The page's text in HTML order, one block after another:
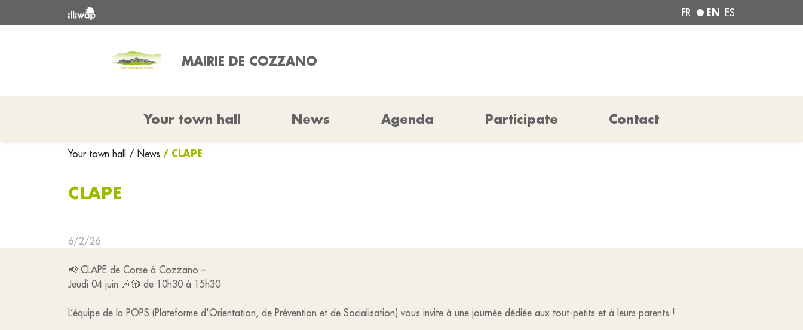
FR EN ES
MAIRIE DE COZZANO
Your town hall News Agenda Participate Contact
Your town hall / News / CLAPE
CLAPE
6/2/26
📢 CLAPE de Corse à Cozzano –
Jeudi 04 juin 🎶🎲 de 10h30 à 15h30
L’équipe de la POPS (Plateforme d'Orientation, de Prévention et de Socialisation) vous invite à une journée dédiée aux tout-petits et à leurs parents !